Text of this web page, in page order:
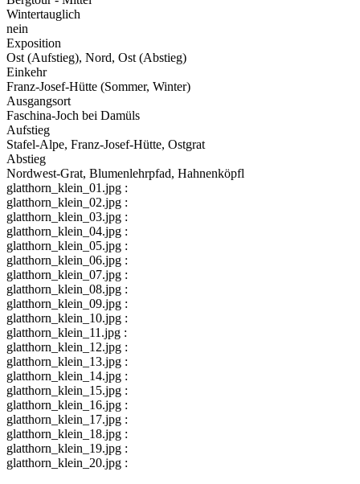
Wintertauglich
nein
Exposition
Ost (Aufstieg), Nord, Ost (Abstieg)
Einkehr
Franz-Josef-Hütte (Sommer, Winter)
Ausgangsort
Faschina-Joch bei Damüls
Aufstieg
Stafel-Alpe, Franz-Josef-Hütte, Ostgrat
Abstieg
Nordwest-Grat, Blumenlehrpfad, Hahnenköpfl
glatthorn_klein_01.jpg :
glatthorn_klein_02.jpg :
glatthorn_klein_03.jpg :
glatthorn_klein_04.jpg :
glatthorn_klein_05.jpg :
glatthorn_klein_06.jpg :
glatthorn_klein_07.jpg :
glatthorn_klein_08.jpg :
glatthorn_klein_09.jpg :
glatthorn_klein_10.jpg :
glatthorn_klein_11.jpg :
glatthorn_klein_12.jpg :
glatthorn_klein_13.jpg :
glatthorn_klein_14.jpg :
glatthorn_klein_15.jpg :
glatthorn_klein_16.jpg :
glatthorn_klein_17.jpg :
glatthorn_klein_18.jpg :
glatthorn_klein_19.jpg :
glatthorn_klein_20.jpg :